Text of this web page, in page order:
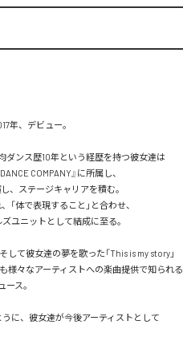
年、デビュー。
ンス歴10年という経歴を持つ彼女達は
COMPANY』に所属し、
、ステージキャリアを積む。
「体で表現すること」と合わせ、
ユニットとして結成に至る。
て彼女達の夢を歌った「This is my story」
様々なアーティストへの楽曲提供で知られる
ース。
に、彼女達が今後アーティストとして